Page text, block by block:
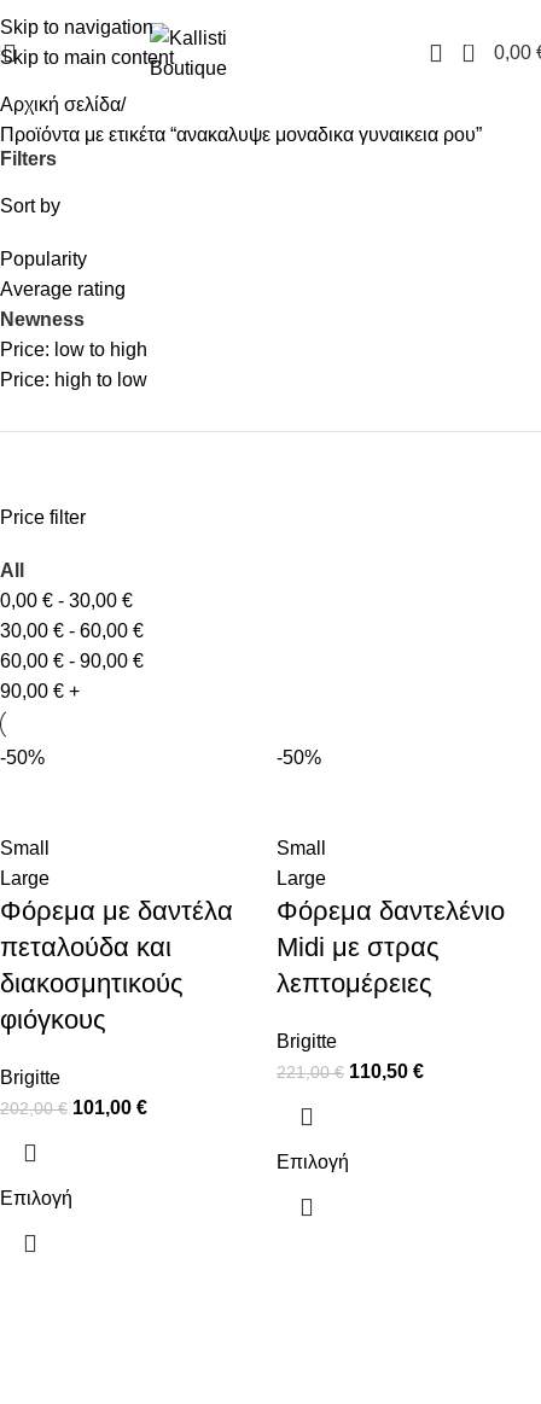
Skip to navigation
Skip to main content
0 0,00
Αρχική σελίδα
Προϊόντα με ετικέτα “ανακαλυψε μοναδικα γυναικεια ρου”
Filters
Sort by
Popularity
Average rating
Newness
Price: low to high
Price: high to low
Price filter
All
0,00 € - 30,00 €
30,00 € - 60,00 €
60,00 € - 90,00 €
90,00 € +
-50%
Small
Large
Φόρεμα με δαντέλα
πεταλούδα και
διακοσμητικούς
φιόγκους
Brigitte
202,00€ 101,00 €
Επιλογή
-50%
Small
Large
Φόρεμα δαντελένιο
Midi με στρας
λεπτομέρειες
Brigitte
221,00€ 110,50 €
Επιλογή